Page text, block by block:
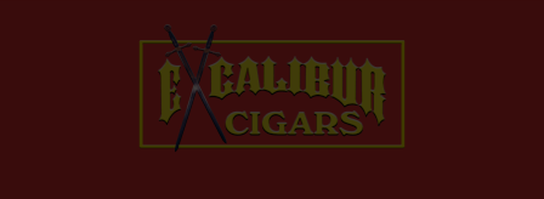
BASE PRO - Gold